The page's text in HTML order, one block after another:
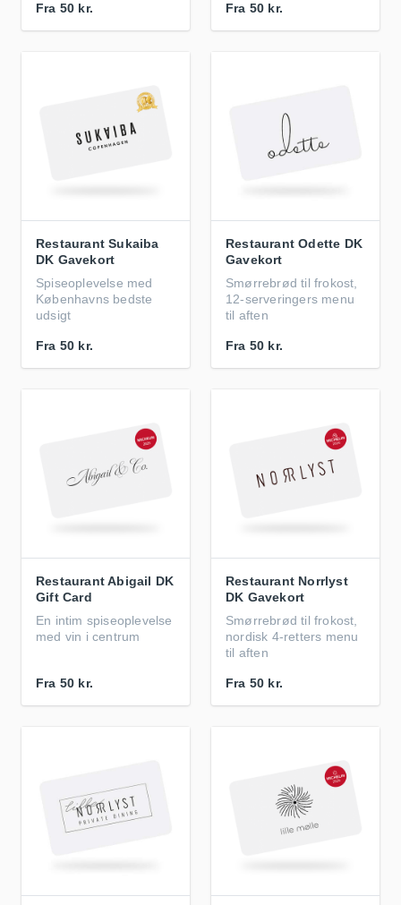
Fra 50 kr. Fra 50 kr.
Restaurant Sukaiba
DK Gavekort
Spiseoplevelse med
Københavns bedste
udsigt
Fra 50 kr.
Restaurant Odette DK
Gavekort
Smørrebrød til frokost,
12-serveringers menu
til aften
Fra 50 kr.
Restaurant Abigail DK
Gift Card
En intim spiseoplevelse
med vin i centrum
Fra 50 kr.
Restaurant Norrlyst
DK Gavekort
Smørrebrød til frokost,
nordisk 4-retters menu
til aften
Fra 50 kr.